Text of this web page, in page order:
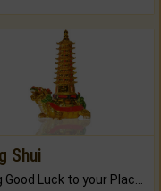
Shui